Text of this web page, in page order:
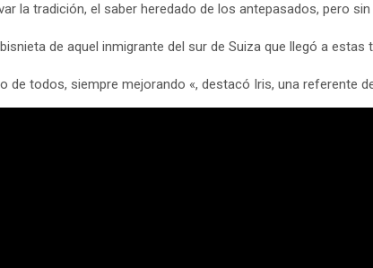
la tradición, el saber heredado de los antepasados, pero
de aquel inmigrante del sur de Suiza que llegó a
de todos, siempre mejorando «, destacó Iris, una referente